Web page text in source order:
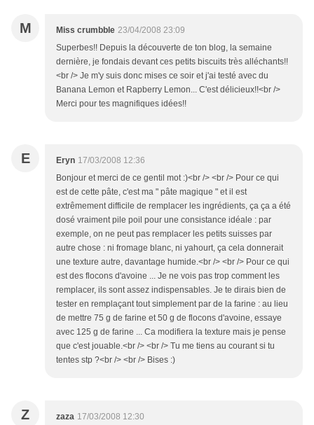
M Miss crumbble 23/04/2008 23:09
Superbes!! Depuis la découverte de ton blog, la semaine
dernière, je fondais devant ces petits biscuits très alléchants!!
<br /> Je m'y suis donc mises ce soir et j'ai testé avec du
Banana Lemon et Rapberry Lemon... C'est délicieux!!<br />
Merci pour tes magnifiques idées!!
E Eryn 17/03/2008 12:36
Bonjour et merci de ce gentil mot :)<br /> <br /> Pour ce qui
est de cette pâte, c'est ma " pâte magique " et il est
extrêmement difficile de remplacer les ingrédients, ça ça a été
dosé vraiment pile poil pour une consistance idéale : par
exemple, on ne peut pas remplacer les petits suisses par
autre chose : ni fromage blanc, ni yahourt, ça cela donnerait
une texture autre, davantage humide.<br /> <br /> Pour ce qui
est des flocons d'avoine ... Je ne vois pas trop comment les
remplacer, ils sont assez indispensables. Je te dirais bien de
tester en remplaçant tout simplement par de la farine : au lieu
de mettre 75 g de farine et 50 g de flocons d'avoine, essaye
avec 125 g de farine ... Ca modifiera la texture mais je pense
que c'est jouable.<br /> <br /> Tu me tiens au courant si tu
tentes stp ?<br /> <br /> Bises :)
Z zaza 17/03/2008 12:30